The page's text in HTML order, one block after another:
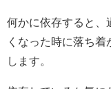
何かに依存すると、
くなった時に落ち
します。